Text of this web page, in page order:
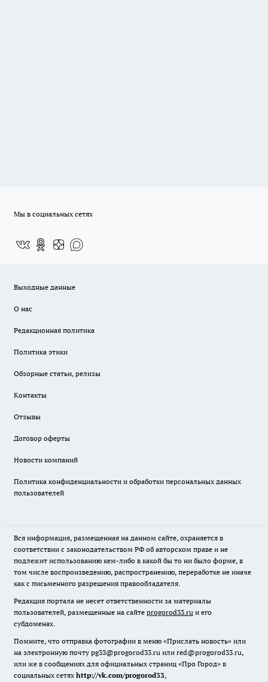
Мы в социальных сетях
Выходные данные
О нас
Редакционная политика
Политика этики
Обзорные статьи, релизы
Контакты
Отзывы
Договор оферты
Новости компаний
Политика конфиденциальности и обработки персональных данных
пользователей
Вся информация, размещенная на данном сайте, охраняется в
соответствии с законодательством РФ об авторском праве и не
подлежит использованию кем-либо в какой бы то ни было форме, в
том числе воспроизведению, распространению, переработке не иначе
как с письменного разрешения правообладателя.
Редакция портала не несет ответственности за материалы
пользователей, размещенные на сайте progorod33.ru и его
субдоменах.
Помните, что отправка фотографии в меню «Прислать новость» или
на электронную почту pg33@progorod33.ru или red@progorod33.ru,
или же в сообщениях для официальных страниц «Про Город» в
социальных сетях http://vk.com/progorod33,